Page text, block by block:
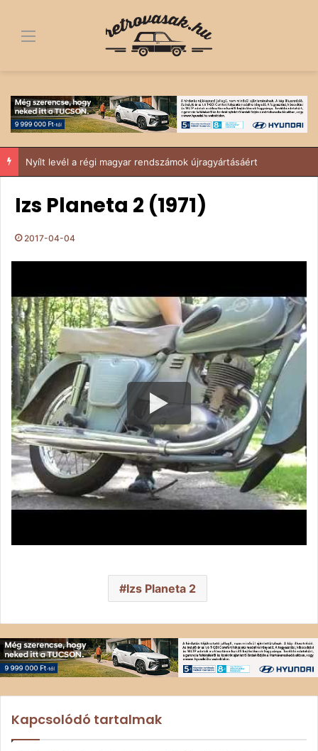
Menü
Izs Planeta 2 (1971)
2017-04-04
Izs Planeta 2
Kapcsolódó tartalmak